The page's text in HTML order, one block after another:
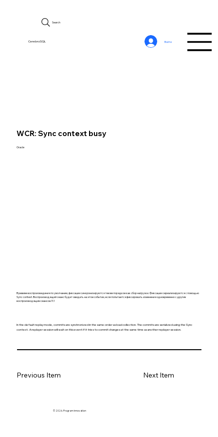
CerebroSQL
Search
Войти
WCR: Sync context busy
Oracle
В режиме воспроизведения по умолчанию, фиксации синхронизируются тем же порядком как сбор нагрузки. Фиксации сериализируются с помощью
Sync context. Воспроизводящий сеанс будет ожидать на этом событии, если попытается фиксировать изменения одновременно с другим
воспроизводящим сеансом.11.1
In the default replay mode, commits are synchronized in the same order as load collection. The commits are serialized using the Sync
context. A replayer session will wait on this event if it tries to commit changes at the same time as another replayer session.
Previous Item Next Item
© 2026. Program innovation